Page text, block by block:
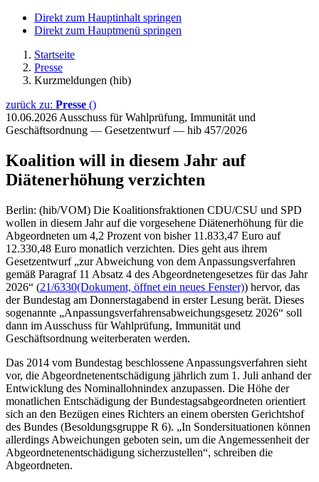
Direkt zum Hauptinhalt springen
Direkt zum Hauptmenü springen
Startseite
Presse
Kurzmeldungen (hib)
zurück zu: Presse ()
10.06.2026 Ausschuss für Wahlprüfung, Immunität und
Geschäftsordnung — Gesetzentwurf — hib 457/2026
Koalition will in diesem Jahr auf
Diätenerhöhung verzichten
Berlin: (hib/VOM) Die Koalitionsfraktionen CDU/CSU und SPD
wollen in diesem Jahr auf die vorgesehene Diätenerhöhung für die
Abgeordneten um 4,2 Prozent von bisher 11.833,47 Euro auf
12.330,48 Euro monatlich verzichten. Dies geht aus ihrem
Gesetzentwurf „zur Abweichung von dem Anpassungsverfahren
gemäß Paragraf 11 Absatz 4 des Abgeordnetengesetzes für das Jahr
2026“ (21/6330(Dokument, öffnet ein neues Fenster)) hervor, das
der Bundestag am Donnerstagabend in erster Lesung berät. Dieses
sogenannte „Anpassungsverfahrensabweichungsgesetz 2026“ soll
dann im Ausschuss für Wahlprüfung, Immunität und
Geschäftsordnung weiterberaten werden.
Das 2014 vom Bundestag beschlossene Anpassungsverfahren sieht
vor, die Abgeordnetenentschädigung jährlich zum 1. Juli anhand der
Entwicklung des Nominallohnindex anzupassen. Die Höhe der
monatlichen Entschädigung der Bundestagsabgeordneten orientiert
sich an den Bezügen eines Richters an einem obersten Gerichtshof
des Bundes (Besoldungsgruppe R 6). „In Sondersituationen können
allerdings Abweichungen geboten sein, um die Angemessenheit der
Abgeordnetenentschädigung sicherzustellen“, schreiben die
Abgeordneten.